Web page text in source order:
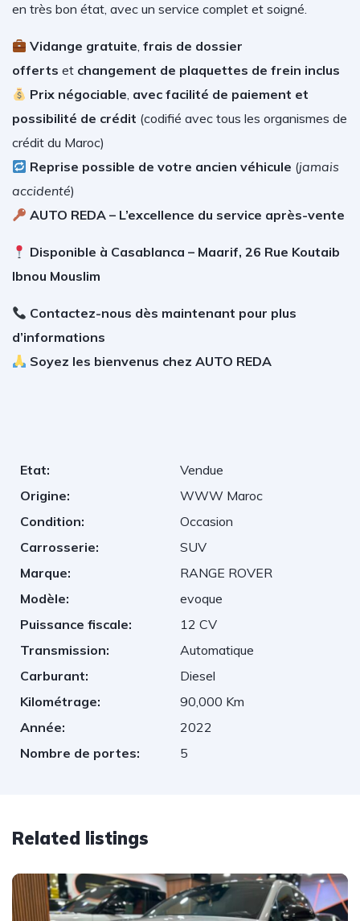
en très bon état, avec un service complet et soigné.
Vidange gratuite,frais de dossier
offerts et changement de plaquettes de frein inclus
Prix négociable, avec facilité de paiement et
possibilité de crédit (codifié avec tous les organismes de
crédit du Maroc)
Reprise possible de votre ancien véhicule (jamais
accidenté)
AUTO REDA – L’excellence du service après-vente
Disponible à Casablanca – Maarif, 26 Rue Koutaib
Ibnou Mouslim
Contactez-nous dès maintenant pour plus
d’informations
Soyez les bienvenus chez AUTO REDA
Etat:
Vendue
Origine:
WWW Maroc
Condition:
Occasion
Carrosserie:
SUV
Marque:
RANGE ROVER
Modèle:
evoque
Puissance fiscale:
12 CV
Transmission:
Automatique
Carburant:
Diesel
Kilométrage:
90,000 Km
Année:
2022
Nombre de portes:
5
Related listings